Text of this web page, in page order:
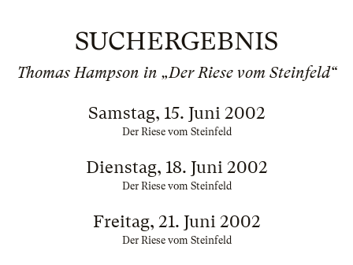
SUCHERGEBNIS
Thomas Hampson in „Der Riese vom Steinfeld“
Samstag, 15. Juni 2002
Der Riese vom Steinfeld
Dienstag, 18. Juni 2002
Der Riese vom Steinfeld
Freitag, 21. Juni 2002
Der Riese vom Steinfeld